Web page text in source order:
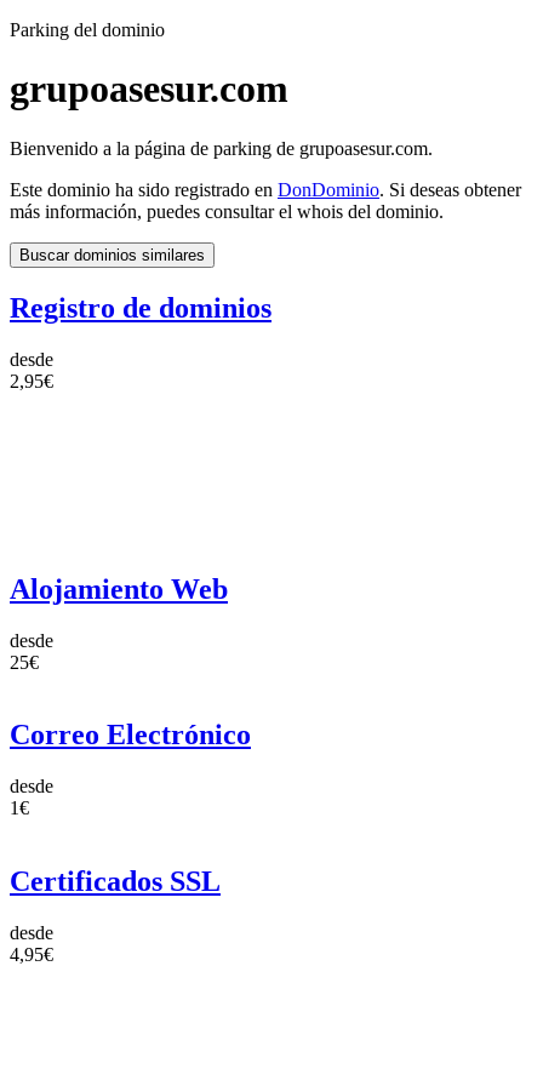
Parking del dominio
grupoasesur.com
Bienvenido a la página de parking de grupoasesur.com.
Este dominio ha sido registrado en DonDominio. Si deseas obtener
más información, puedes consultar el whois del dominio.
Buscar dominios similares
Registro de dominios
desde
2,95€
Alojamiento Web
desde
25€
Correo Electrónico
desde
1€
Certificados SSL
desde
4,95€